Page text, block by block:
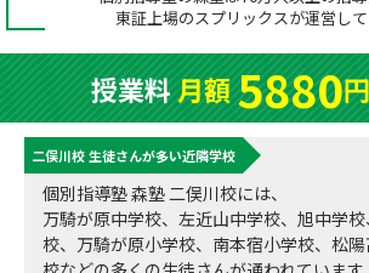
森塾の授業料について
子と親のお悩み別！なぜ？どうして？
数字でなるほど！森塾
動画でわかる！森塾
塾の選び方
入塾までの流れ
無料体験授業について
森塾のお得なキャンペーン・割引制度
お電話はこちら
0120-602-
授業料等お問合わせはこ
校舎一覧
東証上場のスプリックスが運営して
授業料月額5880
二俣川校 生徒さんが多い近隣学校
個別指導塾 森塾 二俣川校には、
万騎が原中学校、左近山中学校、旭中学
校、万騎が原小学校、南本宿小学校、松